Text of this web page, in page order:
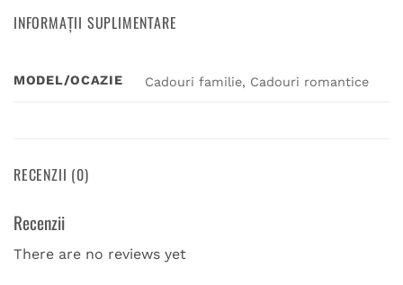
INFORMAȚII SUPLIMENTARE
MODEL/OCAZIE Cadouri familie, Cadouri romantice
RECENZII (0)
Recenzii
There are no reviews yet